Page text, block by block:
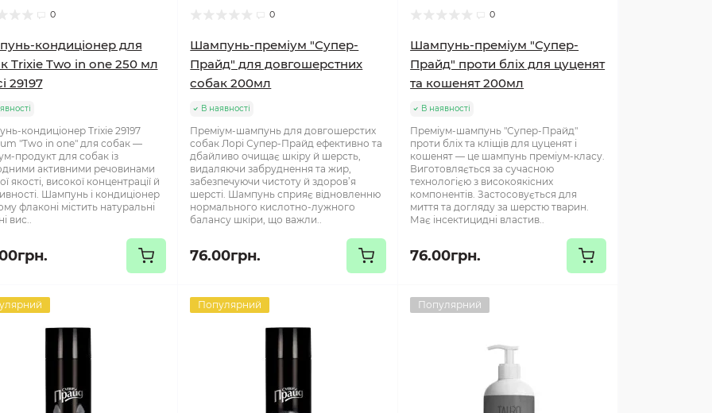
0
кондиціонер для
Trixie Two in one 250 мл
29197
кондиціонер Trixie 29197
"Two in one" для собак —
продукт для собак із
активними речовинами
якості, високої концентрації й
Шампунь і кондиціонер
флаконі містить натуральні
вис..
0
Шампунь-преміум "Супер-
Прайд" для довгошерстних
собак 200мл
В наявності
Преміум-шампунь для довгошерстих
собак Лорі Супер-Прайд ефективно та
дбайливо очищає шкіру й шерсть,
видаляючи забруднення та жир,
забезпечуючи чистоту й здоров’я
шерсті. Шампунь сприяє відновленню
нормального кислотно-лужного
балансу шкіри, що важли..
76.00грн.
0
Шампунь-преміум "Супер-
Прайд" проти бліх для цуценят
та кошенят 200мл
В наявності
Преміум-шампунь "Супер-Прайд"
проти бліх та кліщів для цуценят і
кошенят — це шампунь преміум-класу.
Виготовляється за сучасною
технологією з високоякісних
компонентів. Застосовується для
миття та догляду за шерстю тварин.
Має інсектицидні властив..
76.00грн.
Популярний Популярний